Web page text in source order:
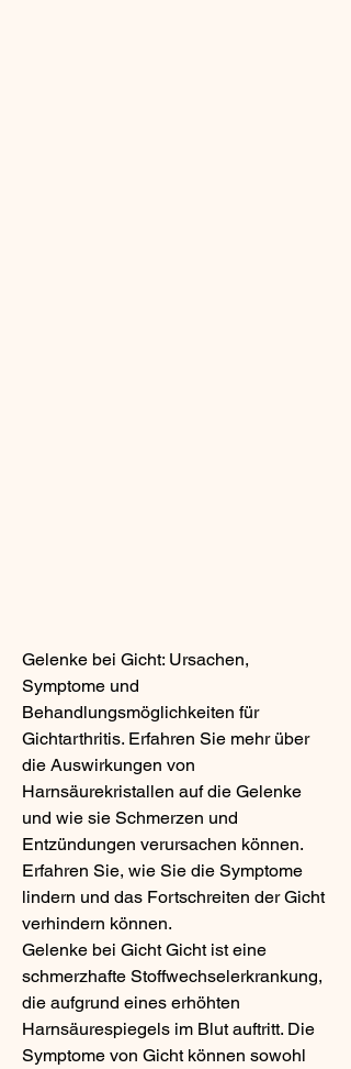
Gelenke bei Gicht: Ursachen,
Symptome und
Behandlungsmöglichkeiten für
Gichtarthritis. Erfahren Sie mehr über
die Auswirkungen von
Harnsäurekristallen auf die Gelenke
und wie sie Schmerzen und
Entzündungen verursachen können.
Erfahren Sie, wie Sie die Symptome
lindern und das Fortschreiten der Gicht
verhindern können.
Gelenke bei Gicht Gicht ist eine
schmerzhafte Stoffwechselerkrankung,
die aufgrund eines erhöhten
Harnsäurespiegels im Blut auftritt. Die
Symptome von Gicht können sowohl